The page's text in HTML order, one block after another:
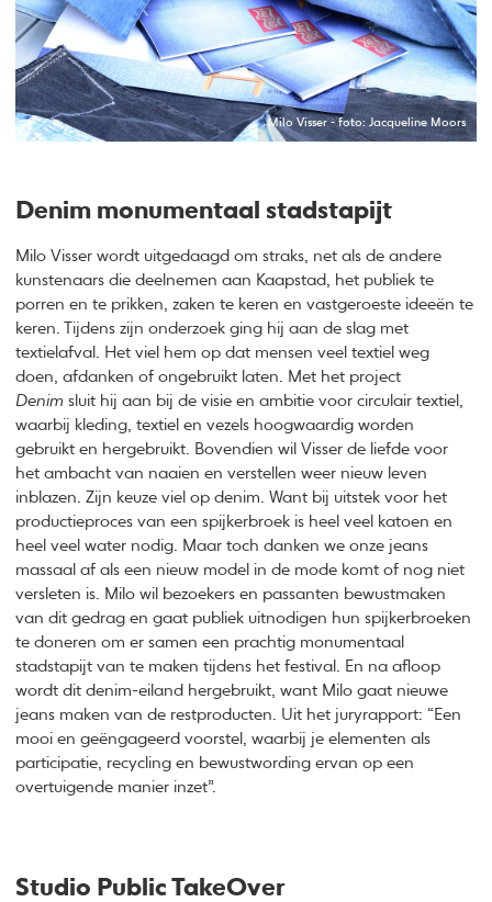
Milo Visser - foto: Jacqueline Moors
Denim monumentaal stadstapijt
Milo Visser wordt uitgedaagd om straks, net als de andere
kunstenaars die deelnemen aan Kaapstad, het publiek te
porren en te prikken, zaken te keren en vastgeroeste ideeën te
keren. Tijdens zijn onderzoek ging hij aan de slag met
textielafval. Het viel hem op dat mensen veel textiel weg
doen, afdanken of ongebruikt laten. Met het project
Denimsluit hij aan bij de visie en ambitie voor circulair textiel,
waarbij kleding, textiel en vezels hoogwaardig worden
gebruikt en hergebruikt. Bovendien wil Visser de liefde voor
het ambacht van naaien en verstellen weer nieuw leven
inblazen. Zijn keuze viel op denim. Want bij uitstek voor het
productieproces van een spijkerbroek is heel veel katoen en
heel veel water nodig. Maar toch danken we onze jeans
massaal af als een nieuw model in de mode komt of nog niet
versleten is. Milo wil bezoekers en passanten bewustmaken
van dit gedrag en gaat publiek uitnodigen hun spijkerbroeken
te doneren om er samen een prachtig monumentaal
stadstapijt van te maken tijdens het festival. En na afloop
wordt dit denim-eiland hergebruikt, want Milo gaat nieuwe
jeans maken van de restproducten. Uit het juryrapport: “Een
mooi en geëngageerd voorstel, waarbij je elementen als
participatie, recycling en bewustwording ervan op een
overtuigende manier inzet”.
Studio Public TakeOver